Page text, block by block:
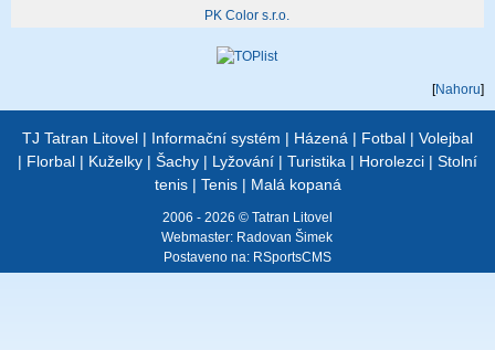
PK Color s.r.o.
[Nahoru]
TJ Tatran Litovel | Informační systém | Házená | Fotbal | Volejbal
| Florbal | Kuželky | Šachy | Lyžování | Turistika | Horolezci | Stolní
tenis| Tenis| Malá kopaná
2006 - 2026 © Tatran Litovel
Webmaster: Radovan Šimek
Postaveno na: RSportsCMS